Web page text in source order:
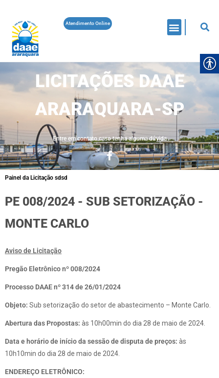
Atendimento Online
LICITAÇÕES DAAE
ARARAQUARA-SP
Entre em contato caso tenha alguma dúvida
Painel da Licitação sdsd
PE 008/2024 - SUB SETORIZAÇÃO -
MONTE CARLO
Aviso de Licitação
Pregão Eletrônico nº 008/2024
Processo DAAE nº 314 de 26/01/2024
Objeto: Sub setorização do setor de abastecimento – Monte Carlo.
Abertura das Propostas: às 10h00min do dia 28 de maio de 2024.
Data e horário de início da sessão de disputa de preços: às
10h10min do dia 28 de maio de 2024.
ENDEREÇO ELETRÔNICO: